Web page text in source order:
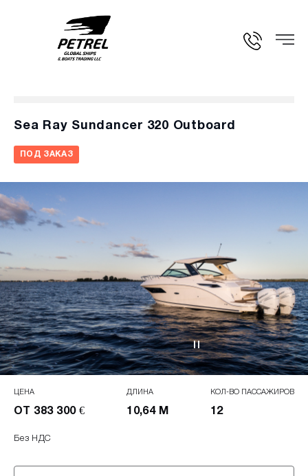
Sea Ray Sundancer 320 Outboard
ПОД ЗАКАЗ
ЦЕНА
ОТ 383 300 €
ДЛИНА
10,64 М
КОЛ-ВО ПАССАЖИРОВ
12
Без НДС